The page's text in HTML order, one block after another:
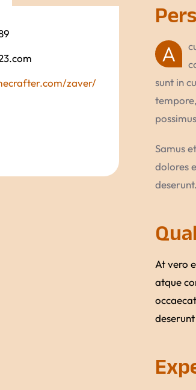
zaver/
A
sunt in
Samus
dolores
deserunt.
At vero
atque